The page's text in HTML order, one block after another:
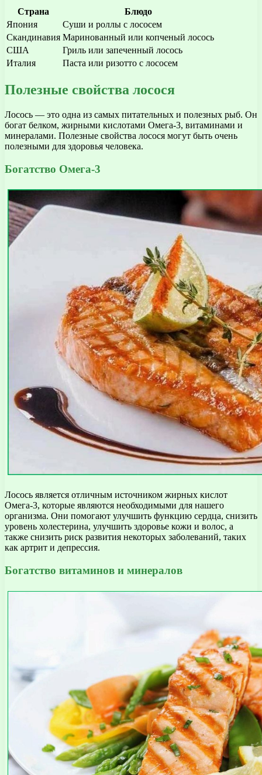
Страна
Блюдо
Япония
Суши и роллы с лососем
Скандинавия Маринованный или копченый лосось
США
Гриль или запеченный лосось
Италия
Паста или ризотто с лососем
Полезные свойства лосося
Лосось — это одна из самых питательных и полезных рыб. Он
богат белком, жирными кислотами Омега-3, витаминами и
минералами. Полезные свойства лосося могут быть очень
полезными для здоровья человека.
Богатство Омега-3
Лосось является отличным источником жирных кислот
Омега-3, которые являются необходимыми для нашего
организма. Они помогают улучшить функцию сердца, снизить
уровень холестерина, улучшить здоровье кожи и волос, а
также снизить риск развития некоторых заболеваний, таких
как артрит и депрессия.
Богатство витаминов и минералов